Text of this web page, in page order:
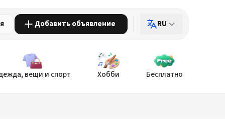
Добавить объявление RU
вещи и спорт Хобби Бесплатно